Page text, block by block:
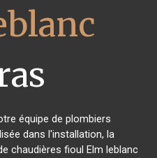
équipe de plombiers
dans l'installation, la
chaudières fioul Elm leblanc